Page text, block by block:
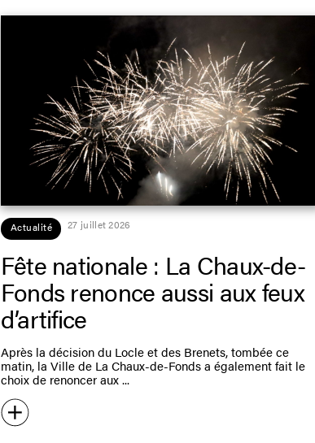
Actualité 27 juillet 2026
Fête nationale : La Chaux-de-
Fonds renonce aussi aux feux
d’artifice
Après la décision du Locle et des Brenets, tombée ce
matin, la Ville de La Chaux-de-Fonds a également fait le
choix de renoncer aux